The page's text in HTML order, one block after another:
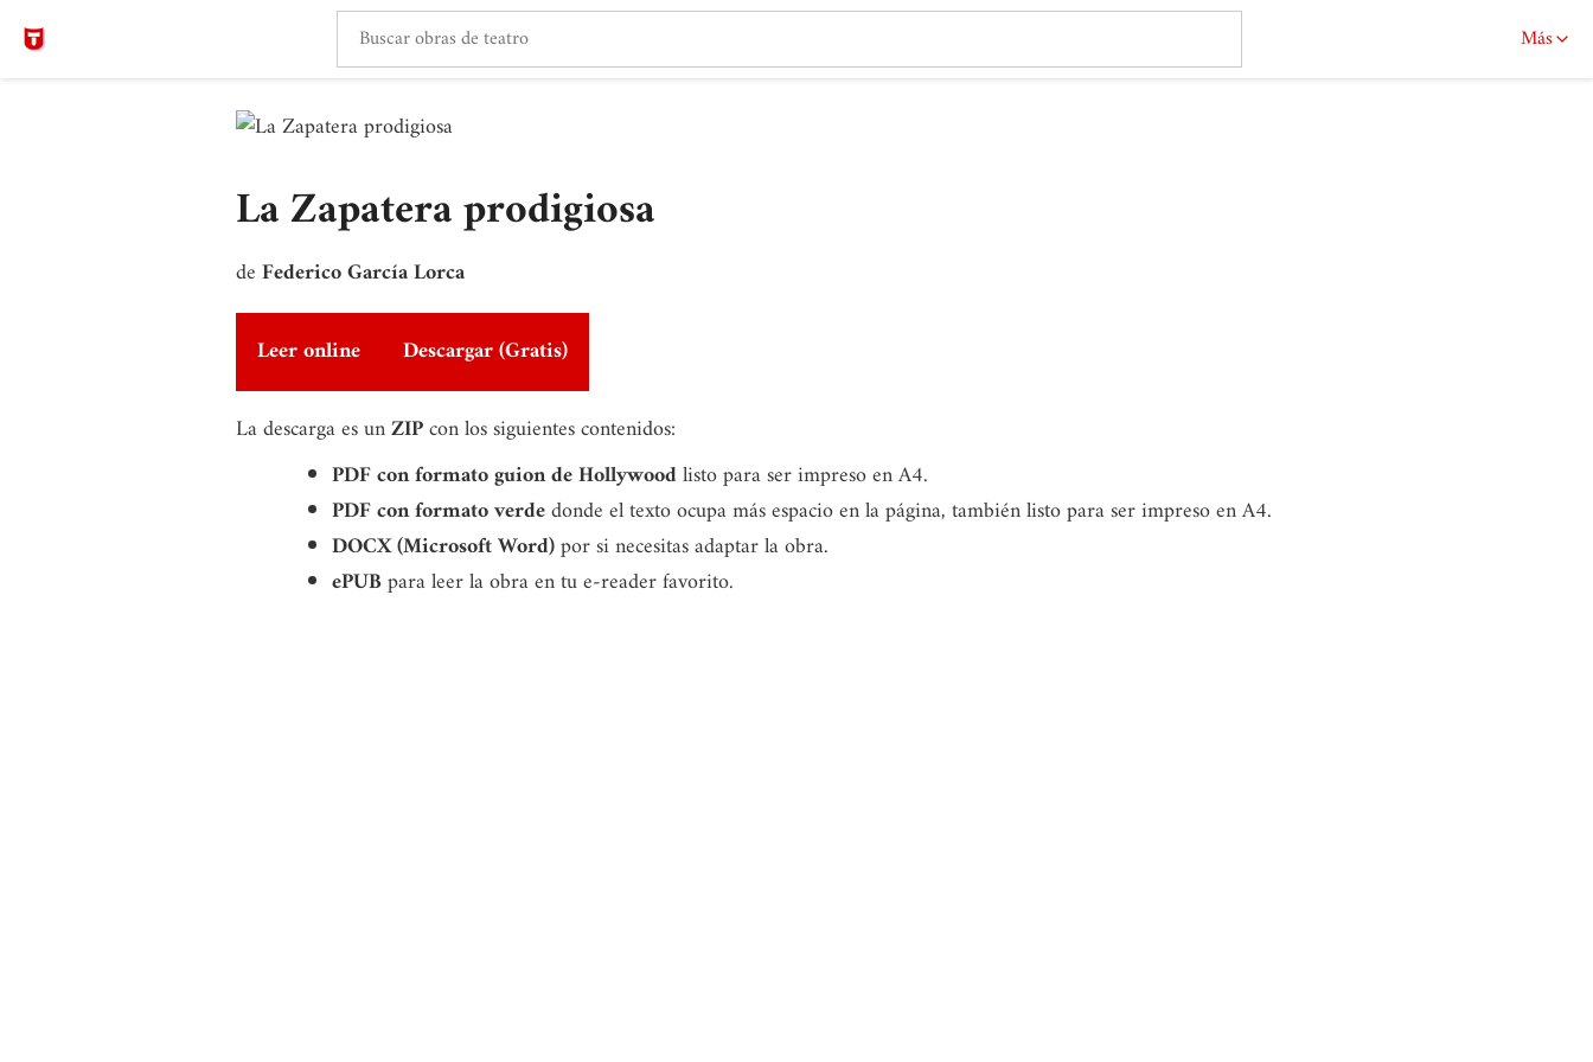
Más
La Zapatera prodigiosa
deFederico García Lorca
Leer online Descargar (Gratis)
La descarga es unZIPcon los siguientes contenidos:
PDF con formato guion de Hollywoodlisto para ser impreso en A4.
PDF con formato verdedonde el texto ocupa más espacio en la página, también listo para ser impreso en A4.
DOCX (Microsoft Word)por si necesitas adaptar la obra.
ePUBpara leer la obra en tu e-reader favorito.